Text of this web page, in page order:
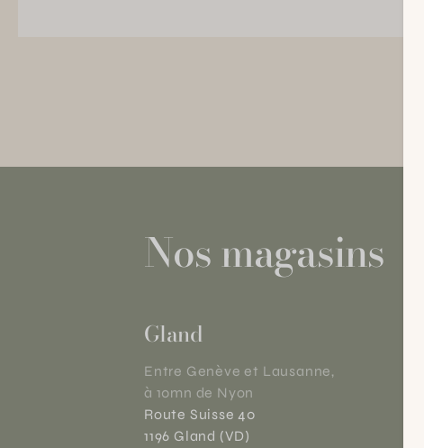
Nos magasins
Gland
Entre Genève et Lausanne,
à 10mn de Nyon
Route Suisse 40
1196 Gland (VD)